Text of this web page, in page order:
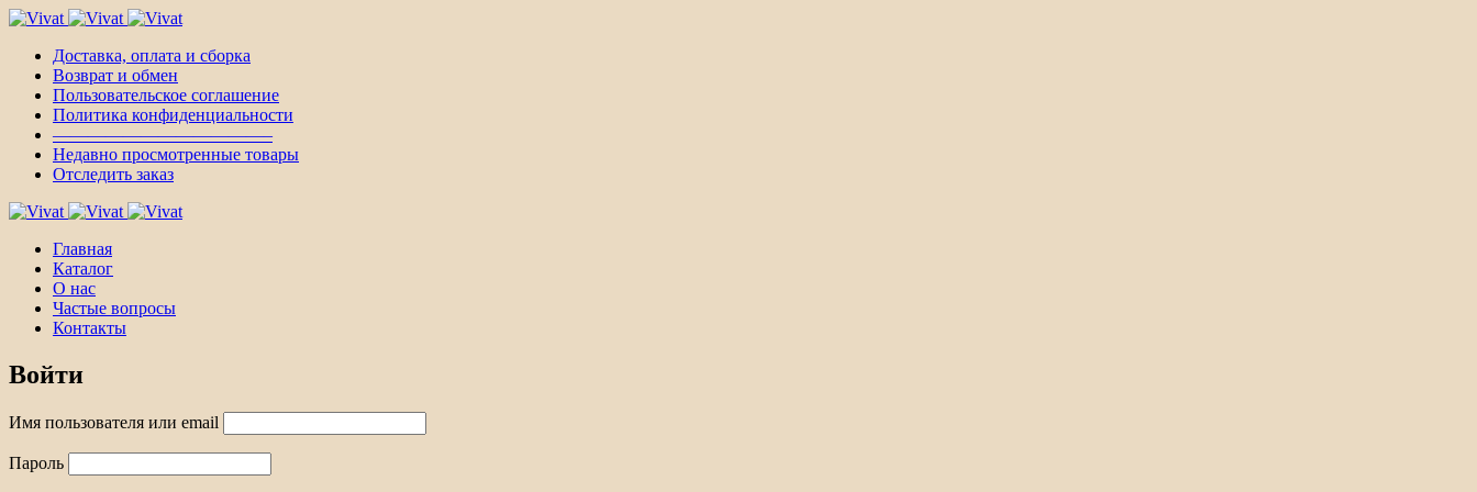
Доставка, оплата и сборка
Возврат и обмен
Пользовательское соглашение
Политика конфиденциальности
————————————–
Недавно просмотренные товары
Отследить заказ
Главная
Каталог
О нас
Частые вопросы
Контакты
Войти
Имя пользователя или email
Пароль